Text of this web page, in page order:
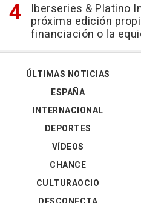
Iberseries & Platino
próxima edición
financiación o la
ÚLTIMAS NOTICIAS
ESPAÑA
INTERNACIONAL
DEPORTES
VÍDEOS
CHANCE
CULTURAOCIO